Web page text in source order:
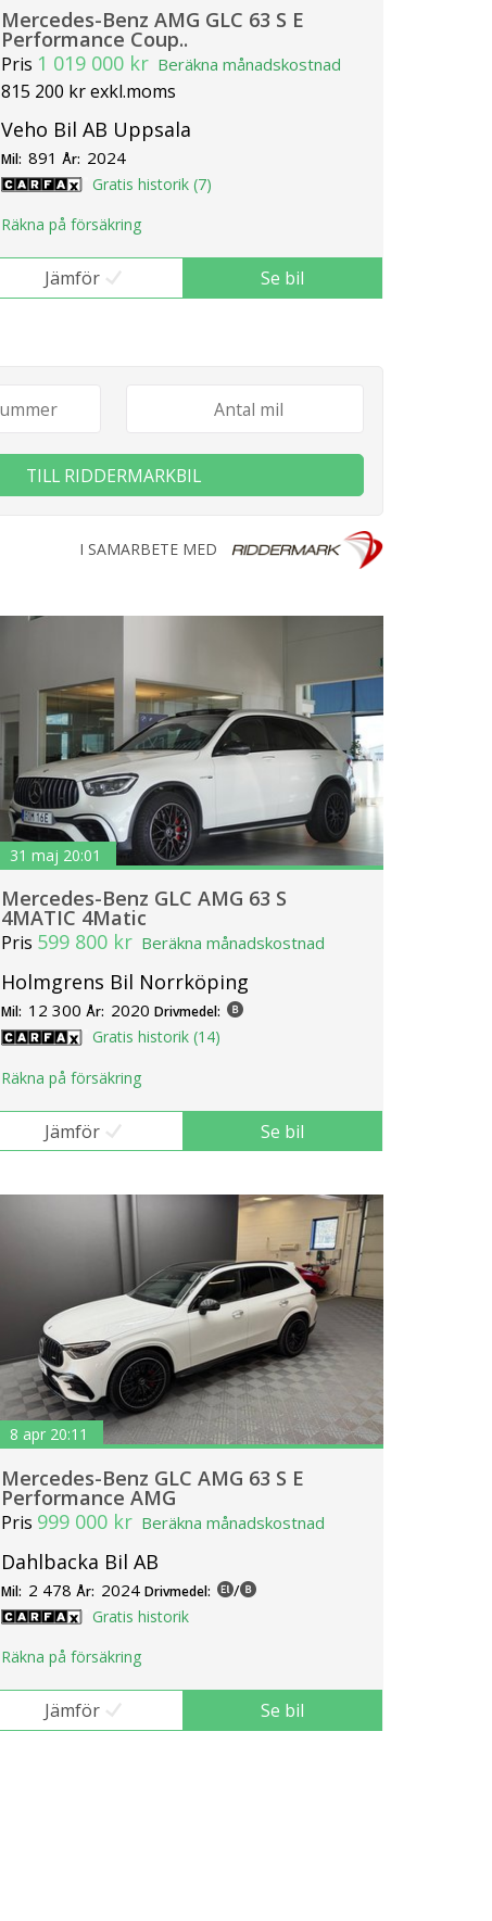
Mercedes-Benz AMG GLC 63 S E
Performance Coup..
Pris 1 019 000 kr Beräkna månadskostnad
815 200 kr exkl.moms
Veho Bil AB Uppsala
Mil: 891 År: 2024
Gratis historik (7)
Räkna på försäkring
Jämför Se bil
TILL RIDDERMARKBIL
I SAMARBETE MED
31 maj 20:01
Mercedes-Benz GLC AMG 63 S
4MATIC 4Matic
Pris 599 800 kr Beräkna månadskostnad
Holmgrens Bil Norrköping
Mil: 12 300 År: 2020 Drivmedel:
Gratis historik (14)
Räkna på försäkring
Jämför Se bil
8 apr 20:11
Mercedes-Benz GLC AMG 63 S E
Performance AMG
Pris 999 000 kr Beräkna månadskostnad
Dahlbacka Bil AB
Mil: 2 478 År: 2024 Drivmedel: /
Gratis historik
Räkna på försäkring
Jämför Se bil